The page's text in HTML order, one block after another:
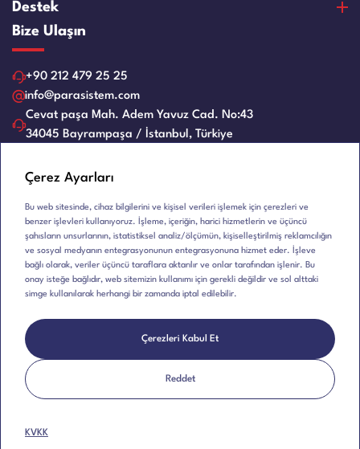
Para Kontrol Makineleri
Bozuk Para Sayma Makineleri
Elektronik Çelik Para Kasaları
Nakit Para Çekmeceleri
Evrak Kağıt İmha Makineleri
Laminasyon Makineleri
Ciltleme Makineleri
Eski Ürünler
Hakkımızda
Vizyon & Misyon
Sertifikalar
Referanslar
İnsan Kaynakları
Blog
Destek
Satın Alma Ve Ödeme
Garanti ve Memnuniyet
Ürün Bakım Videoları
Servis Talep Formu
Bayilik
İş Başvuru Formu
Bize Ulaşın
+90 212 479 25 25
info@parasistem.com
Cevat paşa Mah. Adem Yavuz Cad. No:43
34045 Bayrampaşa / İstanbul, Türkiye
E-Bülten
Telif Hakkı © 2026 Karadeniz Dış Ticaret | HTM ve MÜHLEN
Ofis Makineleri, Tüm Hakları Saklıdır.
Çerez PolitikasıKVKK
Çerez Ayarları
Bu web sitesinde, cihaz bilgilerini ve kişisel verileri işlemek için çerezleri ve
benzer işlevleri kullanıyoruz. İşleme, içeriğin, harici hizmetlerin ve üçüncü
şahısların unsurlarının, istatistiksel analiz/ölçümün, kişiselleştirilmiş reklamcılığın
ve sosyal medyanın entegrasyonunun entegrasyonuna hizmet eder. İşleve
bağlı olarak, veriler üçüncü taraflara aktarılır ve onlar tarafından işlenir. Bu
onay isteğe bağlıdır, web sitemizin kullanımı için gerekli değildir ve sol alttaki
simge kullanılarak herhangi bir zamanda iptal edilebilir.
Çerezleri Kabul Et
Reddet
KVKK